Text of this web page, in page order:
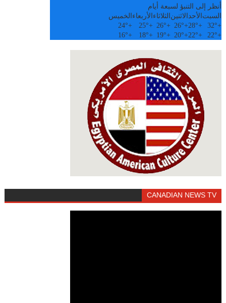
أنظر إلى التنبؤ لسبعة أيام
السبت الأحدالاثنين الثلاثاء الأربعاء الخميس
+
32°
+
28°
+
26°
+
26°
+
25°
+
24°
+
22°
+
22°
+
20°
+
19°
+
18°
+
16°
CANADIAN NEWS TV